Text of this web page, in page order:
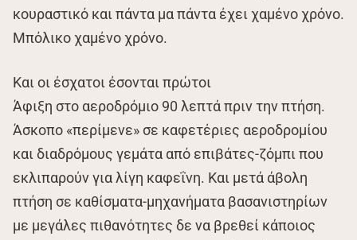
κουραστικό και πάντα μα πάντα έχει χαμένο χρόνο.
Μπόλικο χαμένο χρόνο.
Και οι έσχατοι έσονται πρώτοι
Άφιξη στο αεροδρόμιο 90 λεπτά πριν την πτήση.
Άσκοπο «περίμενε» σε καφετέριες αεροδρομίου
και διαδρόμους γεμάτα από επιβάτες-ζόμπι που
εκλιπαρούν για λίγη καφεΐνη. Και μετά άβολη
πτήση σε καθίσματα-μηχανήματα βασανιστηρίων
με μεγάλες πιθανότητες δε να βρεθεί κάποιος